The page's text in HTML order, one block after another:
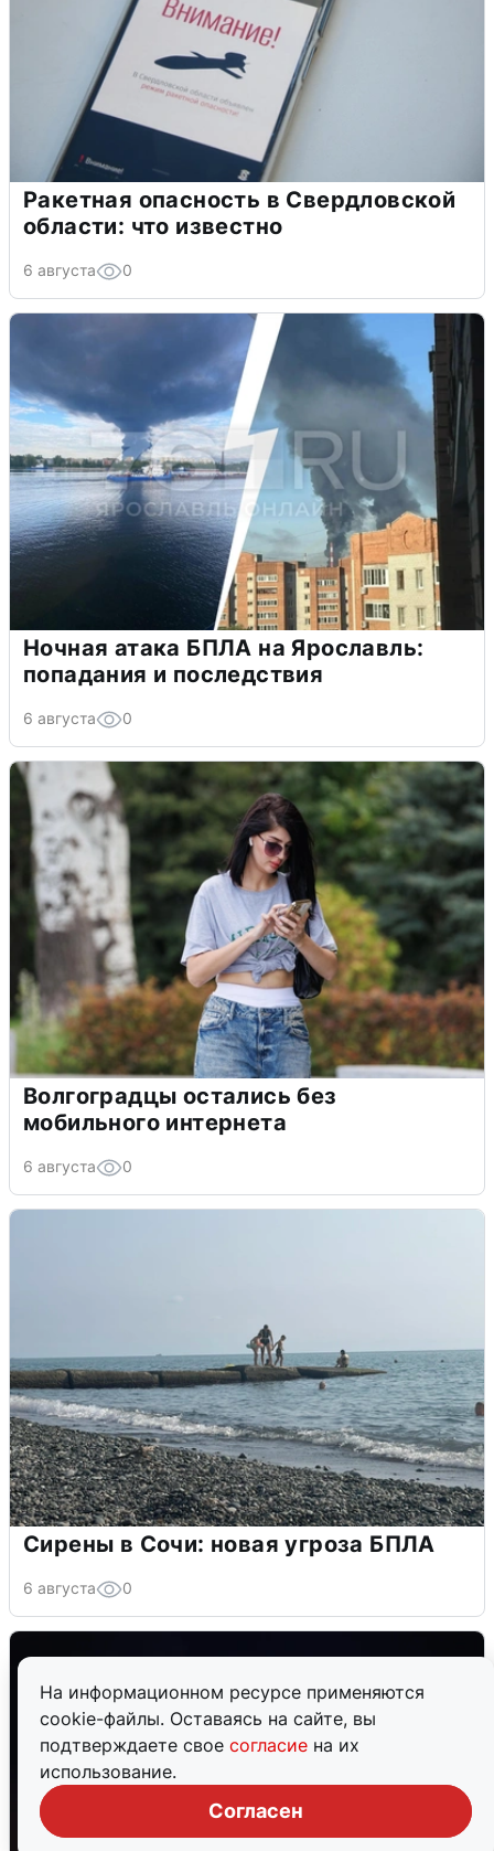
На информационном ресурсе применяются
cookie-файлы. Оставаясь на сайте, вы
подтверждаете свое согласие на их
использование.
Согласен
Ракетная опасность в Свердловской
области: что известно
6 августа 0
Ночная атака БПЛА на Ярославль:
попадания и последствия
6 августа 0
Волгоградцы остались без
мобильного интернета
6 августа 0
Сирены в Сочи: новая угроза БПЛА
6 августа 0